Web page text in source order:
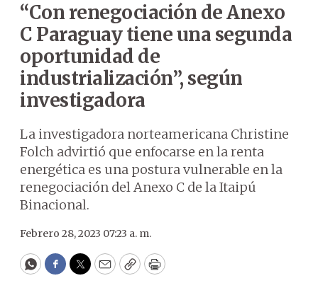
“Con renegociación de Anexo
C Paraguay tiene una segunda
oportunidad de
industrialización”, según
investigadora
La investigadora norteamericana Christine
Folch advirtió que enfocarse en la renta
energética es una postura vulnerable en la
renegociación del Anexo C de la Itaipú
Binacional.
Febrero 28, 2023 07:23 a. m.
WhatsApp
Facebook
Twitter
EmailCopyPrint